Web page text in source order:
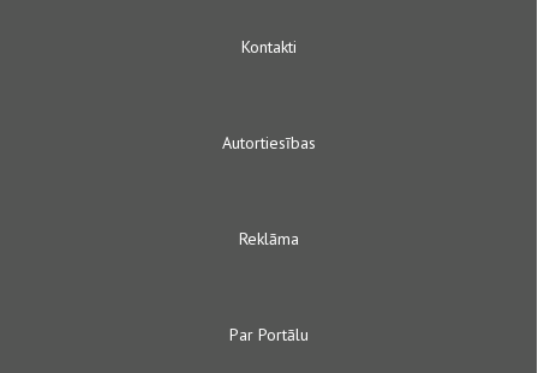
Kontakti
Autortiesības
Reklāma
Par Portālu